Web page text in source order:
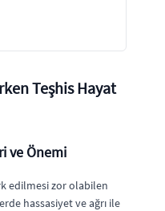
Teşhis Hayat
ve Önemi
edilmesi zor olabilen
hassasiyet ve ağrı ile